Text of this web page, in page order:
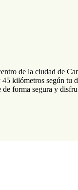
de la ciudad de
kilómetros según
forma segura y